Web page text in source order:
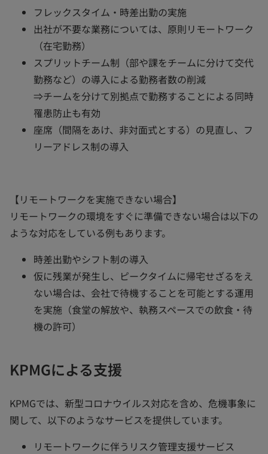
フレックスタイム・時差出勤の実施
出社が不要な業務については、原則リモートワーク
（在宅勤務）
スプリットチーム制（部や課をチームに分けて交代
勤務など）の導入による勤務者数の削減
⇒チームを分けて別拠点で勤務することによる同時
罹患防止も有効
座席（間隔をあけ、非対面式とする）の見直し、フ
リーアドレス制の導入
【リモートワークを実施できない場合】
リモートワークの環境をすぐに準備できない場合は以下の
ような対応をしている例もあります。
時差出勤やシフト制の導入
仮に残業が発生し、ピークタイムに帰宅せざるをえ
ない場合は、会社で待機することを可能とする運用
を実施（食堂の解放や、執務スペースでの飲食・待
機の許可）
KPMGによる支援
KPMGでは、新型コロナウイルス対応を含め、危機事象に
関して、以下のようなサービスを提供しています。
リモートワークに伴うリスク管理支援サービス